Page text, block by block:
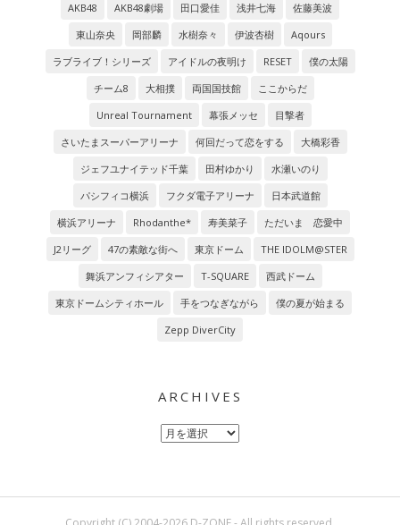
AKB48 AKB48劇場 田口愛佳 浅井七海
佐藤美波
東山奈央
岡部麟 水樹奈々 伊波杏樹
Aqours
ラブライブ！シリーズ
アイドルの夜明け RESET
僕の太陽
チーム8
大相撲 両国国技館
ここからだ
Unreal Tournament
幕張メッセ
目撃者
さいたまスーパーアリーナ
何回だって恋をする
大橋彩香
ジェフユナイテッド千葉
田村ゆかり
水瀬いのり
パシフィコ横浜
フクダ電子アリーナ
日本武道館
横浜アリーナ
Rhodanthe* 寿美菜子
ただいま 恋愛中
J2リーグ
47の素敵な街へ 東京ドーム
THE IDOLM@STER
舞浜アンフィシアター
T-SQUARE
西武ドーム
東京ドームシティホール
手をつなぎながら
僕の夏が始まる
Zepp DiverCity
ARCHIVES
Archives